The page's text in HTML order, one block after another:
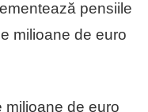
pensiile
milioane de euro
milioane de euro